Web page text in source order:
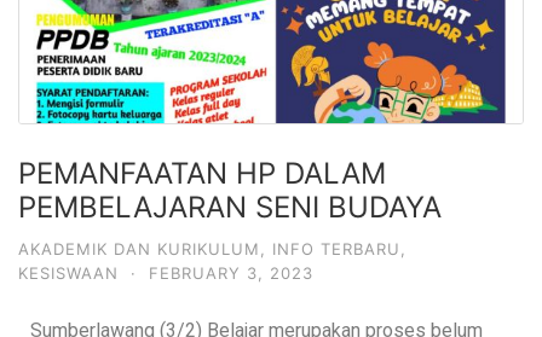
PEMANFAATAN HP DALAM
PEMBELAJARAN SENI BUDAYA
AKADEMIK DAN KURIKULUM INFO TERBARU
KESISWAAN
· FEBRUARY 3, 2023
Sumberlawang (3/2) Belajar merupakan proses belum